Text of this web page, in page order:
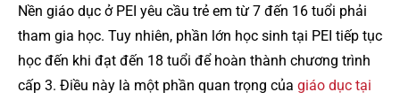
Nền giáo dục ở PEI yêu cầu trẻ em từ 7 đến 16 tuổi phải
tham gia học. Tuy nhiên, phần lớn học sinh tại PEI tiếp tục
học đến khi đạt đến 18 tuổi để hoàn thành chương trình
cấp 3. Điều này là một phần quan trọng của giáo dục tại